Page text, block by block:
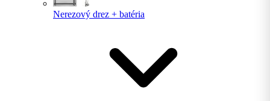
Nerezový drez + batéria